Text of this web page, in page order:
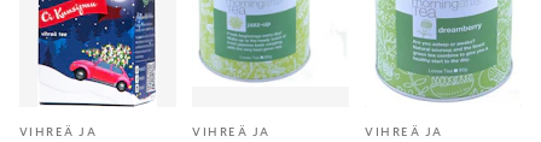
VIHREÄ JA VIHREÄ JA VIHREÄ JA